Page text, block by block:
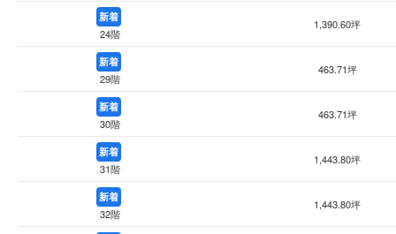
新着
24階
1,390.60坪
新着
29階
463.71坪
新着
30階
463.71坪
新着
31階
1,443.80坪
新着
32階
1,443.80坪